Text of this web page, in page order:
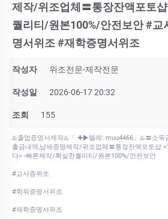
제작/위조업체〓통장잔액포토
퀄리티/원본100%/안전보안 #교
명서위조 #재학증명서위조
작성자 위조전문-제작전문
작성일 2026-06-17 20:32
조회 155
♨️졸업증명서제작♨️「 ✚▶텔레: muu4466」♨️〓소득
출금내역,납세증명제작/위조업체〓통장잔액포토샵
다> -빠른제작/확실한퀄리티/원본100%/안전보안
#교사증위조
#학위증명서위조
#재학증명서위조